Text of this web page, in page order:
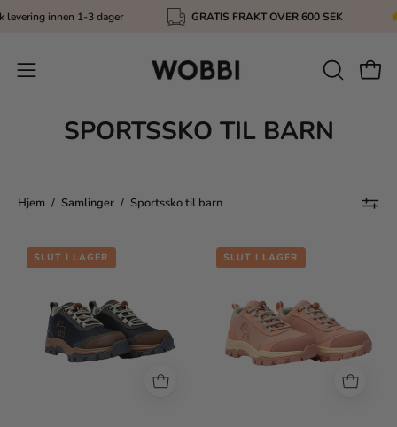
Gå levering innen 1-3 dager GRATIS FRAKT OVER 600 SEK
Åpne
ÅPNE
SPORTSSKO TIL BARN
Hjem / Samlinger / Sportssko til barn
Charlie
SLUT I LAGER Charlie
SLUT I LAGER